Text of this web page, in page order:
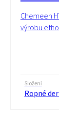
Chemeen
výrobu
Složení
Ropné